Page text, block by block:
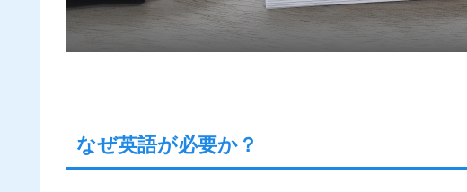
なぜ英語が必要か？